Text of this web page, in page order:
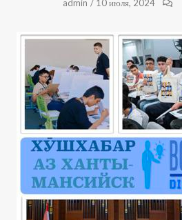
admin / 10 июля, 2024